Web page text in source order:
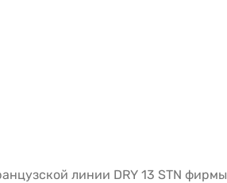
линии DRY 13 STN фирмы